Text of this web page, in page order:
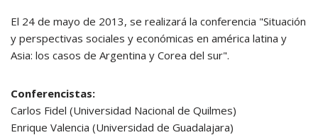
El 24 de mayo de 2013, se realizará la conferencia "Situación
y perspectivas sociales y económicas en américa latina y
Asia: los casos de Argentina y Corea del sur".
Conferencistas:
Carlos Fidel (Universidad Nacional de Quilmes)
Enrique Valencia (Universidad de Guadalajara)